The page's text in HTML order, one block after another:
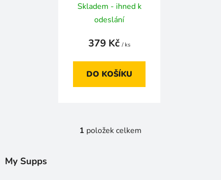
Skladem - ihned k
odeslání
379 Kč / ks
DO KOŠÍKU
O
1 položek celkem
My Supps